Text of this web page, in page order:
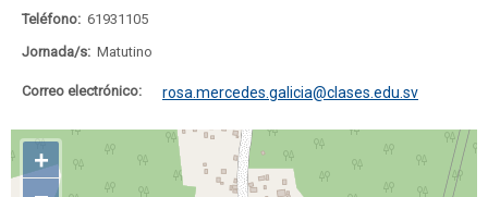
Teléfono: 61931105
Jornada/s: Matutino
Correo electrónico: rosa.mercedes.galicia@clases.edu.sv